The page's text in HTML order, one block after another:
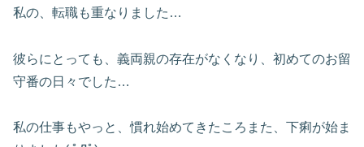
私の、転職も重なりました…
彼らにとっても、義両親の存在がなくなり、初めてのお留
守番の日々でした…
私の仕事もやっと、慣れ始めてきたころまた、下痢が始ま